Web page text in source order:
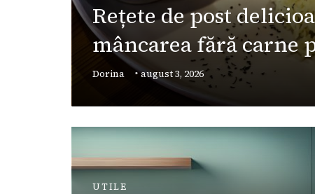
Rețete de post
mâncarea fără carne
Dorina august 3, 2026
UTILE